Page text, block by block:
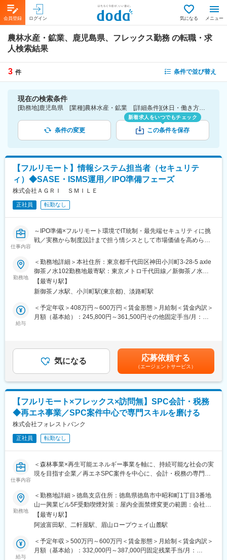
会員登録 ログイン 気になる メニュー
農林水産・鉱業、鹿児島県、フレックス勤務 の転職・求
人検索結果
3 件 条件で並び替え
現在の検索条件
[勤務地]鹿児島県 [業種]農林水産・鉱業 [詳細条件](休日・働き方)フレックス勤務
条件の変更
新着求人をいつでもチェック
この条件を保存
【フルリモート】情報システム担当者（セキュリテ
ィ）◆SASE・ISMS運用／IPO準備フェーズ
株式会社ＡＧＲＩ ＳＭＩＬＥ
正社員 転勤なし
仕事内容
～IPO準備×フルリモート環境でIT統制・最先端セキュリティに挑
戦／実務から制度設計まで担う情シスとして市場価値を高められ
■業務内容：
◇フルリモート環境で、情報システム業務全般に関わっていただ
きます。
◇当部門では現在、情報システム責任者1名、パートスタッフ2名
が在籍しており（平均年齢31歳）、実務から制度の策定まで幅広
く対応し、一緒に情報システム部門を作っていただける方を募集
どの上流工程へ徐々に業務の幅を広げていただきます。
◇MDMツール（LANSCOPE）を使用した貸与デバイスの運用・
管理
◇各種ベンダーとの調整、問い合わせ対応
【コーポレートIT・ヘルプデスク領域（主担当）】
◇各種SaaS（Google Workspace、Slack、Notion、1Password
など）のアカウント・ライセンス管理、運用
◇貸与デバイスおよびIT資産の管理、キッティング、入社時研修
の実施
◇社内ヘルプデスク対応、FAQやマニュアルの作成・整備
◇ISMS事務局の対応、および運用の継続的改善（SecureNavi等
の活用）
◇情報セキュリティ規程・ガイドラインの整備、SaaS・AIサービ
ス導入時のセキュリティ評価
対応
◇セキュリティインシデント対応および再発防止策の策定、社内
勤務地
＜勤務地詳細＞本社住所：東京都千代田区神田小川町3-28-5 axle
御茶ノ水102勤務地最寄駅：東京メトロ千代田線／新御茶ノ水駅
受動喫煙対策：屋内全面禁煙変更の範囲：会社の定める事業所
（リモートワーク含む）
【最寄り駅】
新御茶ノ水駅、小川町駅(東京都)、淡路町駅
給与
＜予定年収＞408万円～600万円＜賃金形態＞月給制＜賃金内訳＞
月額（基本給）：245,800円～361,500円その他固定手当/月：
無＞有＜残業手当＞有＜給与補足＞※経験やスキルを考慮して決定
します。■その他固定手当：深夜残業手当20時間分（超過分は別
途追加支給）賃金はあくまでも目安の金額であり、選考を通じて
上下する可能性があります。月給(月額)は固定手当を含めた表記で
す。
気になる 応募依頼する
（エージェントサービス）
【フルリモート×フレックス×訪問無】SPC会計・税務
◆再エネ事業／SPC案件中心で専門スキルを磨ける
株式会社フォレストバンク
正社員 転勤なし
仕事内容
＜森林事業×再生可能エネルギー事業を軸に、持続可能な社会の実
現を目指す企業／再エネSPC案件を中心に、会計・税務の専門性
■業務内容：
再生可能エネルギー（主に太陽光発電）に関するSPC案件を中心
に、以下の業務を段階的にお任せします。
まずは会計・税務業務からスタートし、将来的には上流工程にも
関わっていただく想定です。
＜会計業務＞
勤務地
＜勤務地詳細＞徳島支店住所：徳島県徳島市中昭和町1丁目3番地
山一興業ビル5F受動喫煙対策：屋内全面禁煙変更の範囲：会社の
定める事業所（リモートワーク含む）
【最寄り駅】
阿波富田駅、二軒屋駅、眉山ロープウェイ山麓駅
給与
＜予定年収＞500万円～600万円＜賃金形態＞月給制＜賃金内訳＞
月額（基本給）：332,000円～387,000円固定残業手当/月：